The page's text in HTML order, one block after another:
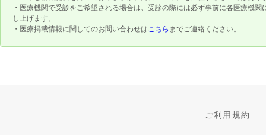
・医療機関で受診をご希望される場合は、受診の際には必ず事前に各医療機
し上げます。
・医療掲載情報に関してのお問い合わせはこちら までご連絡ください。
ご利用規約